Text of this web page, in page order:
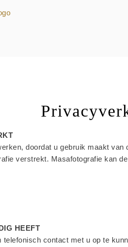
doordat u gebruik maakt
verstrekt. Masafotografie kan
HEEFT
contact met u op te